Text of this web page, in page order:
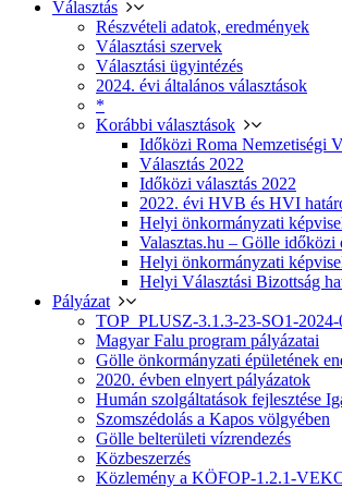
Választás
Részvételi adatok, eredmények
Választási szervek
Választási ügyintézés
2024. évi általános választások
*
Korábbi választások
Időközi Roma Nemzetiségi
Választás 2022
Időközi választás 2022
2022. évi HVB és HVI
Helyi önkormányzati
Valasztas.hu – Gölle
Helyi önkormányzati
Helyi Választási Bizottság
Pályázat
TOP_PLUSZ-3.1.3-23-SO1-
Magyar Falu program pályázatai
Gölle önkormányzati épületének
2020. évben elnyert pályázatok
Humán szolgáltatások fejlesztése
Szomszédolás a Kapos völgyében
Gölle belterületi vízrendezés
Közbeszerzés
Közlemény a KÖFOP-1.2.1-